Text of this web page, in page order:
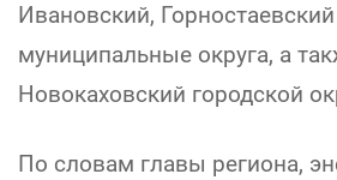
Ивановский,
муниципальные округа, а
Новокаховский городской
По словам главы региона,